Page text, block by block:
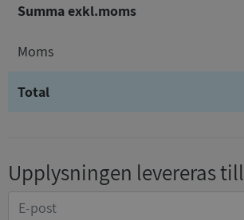
Summa exkl.moms
Moms
Total
Upplysningen levereras till